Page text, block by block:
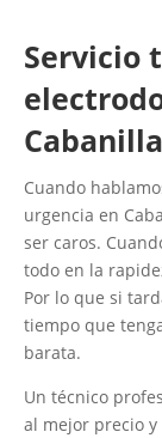
Servicio
Cuando
urgencia en
ser caros.
todo en la
Por lo que si
tiempo que
barata.
Un técnico
al mejor precio